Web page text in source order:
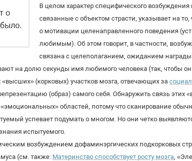
о
В целом характер специфического
связанные с объектом страсти, указывает на
о мотивации целенаправленного поведения
любимым). Об этом говорит, в частности,
связана с целеполаганием, ожиданием
на долю секунды имя любимого человека (так, чтобы
«высших» (корковых) участков мозга, отвечающих за
(образ) самого себя. Обнаружить связь этих
областей, потому что сканирование
успевает подумать о многом. Но они четко
испытуемого.
возбуждением дофаминэргических подкорковых
(см. также: Материнство способствует росту мозга ,